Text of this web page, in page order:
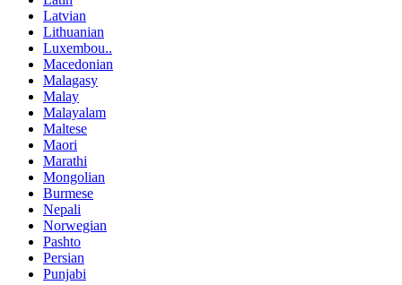
Latvian
Lithuanian
Luxembou..
Macedonian
Malagasy
Malay
Malayalam
Maltese
Maori
Marathi
Mongolian
Burmese
Nepali
Norwegian
Pashto
Persian
Punjabi